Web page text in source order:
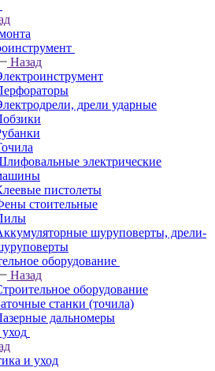
Назад
дрели ударные
электрические
пистолеты
стоительные
шуруповерты, дрели-
оборудование
Назад
оборудование
станки (точила)
дальномеры
и уход